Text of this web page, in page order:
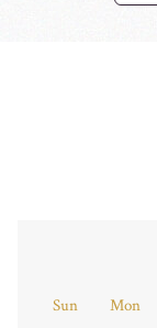
Sun Mon